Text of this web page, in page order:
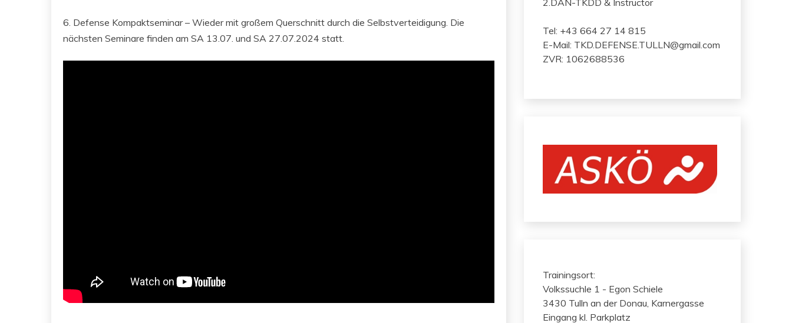
6. Defense Kompaktseminar – Wieder mit großem Querschnitt durch die Selbstverteidigung. Die
nächsten Seminare finden am SA 13.07. und SA 27.07.2024 statt.
Tel: +43 664 27 14 815
E-Mail: TKD.DEFENSE.TULLN@gmail.com
ZVR: 1062688536
Trainingsort:
Volkssuchle 1 - Egon Schiele
3430 Tulln an der Donau, Karnergasse
Eingang kl. Parkplatz